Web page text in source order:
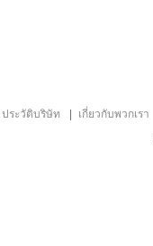
ประวัติบริษัท เกี่ยวกับพวกเรา